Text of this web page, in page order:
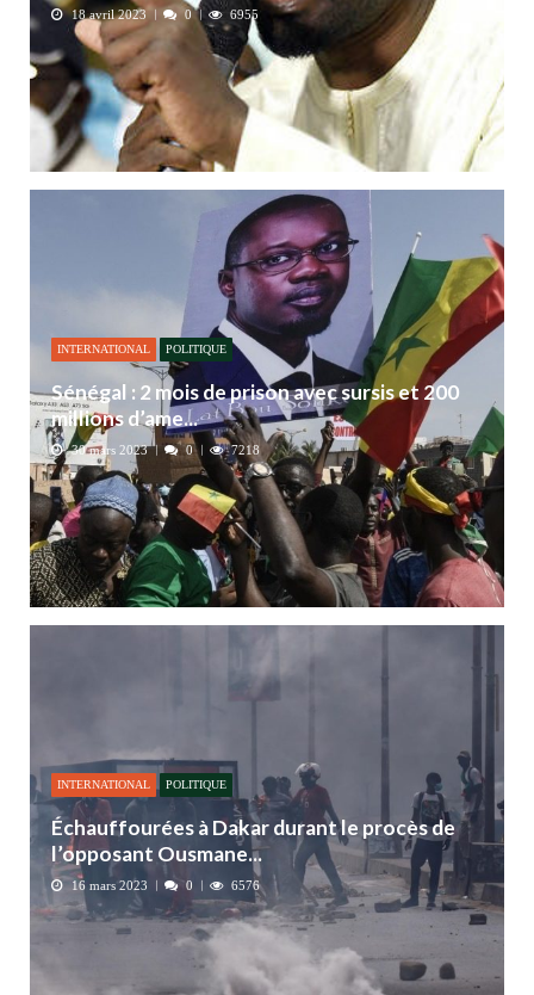
18 avril 2023 0 6955
INTERNATIONAL POLITIQUE
Sénégal : 2 mois de prison avec sursis et 200
millions d’ame...
30 mars 2023 0 7218
INTERNATIONAL POLITIQUE
Échauffourées à Dakar durant le procès de
l’opposant Ousmane...
16 mars 2023 0 6576